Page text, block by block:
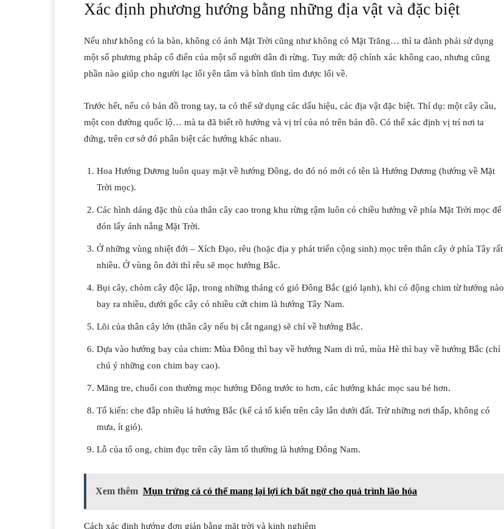
Xác định phương hướng bằng những địa vật và đặc biệt
Nếu như không có la bàn, không có ánh Mặt Trời cũng như không có Mặt Trăng… thì ta đành phải sử dụng
một số phương pháp cổ điển của một số người dân đi rừng. Tuy mức độ chính xác không cao, nhưng cũng
phần nào giúp cho người lạc lối yên tâm và bình tĩnh tìm được lối về.
Trước hết, nếu có bản đồ trong tay, ta có thể sử dụng các dấu hiệu, các địa vật đặc biệt. Thí dụ: một cây cầu,
một con đường quốc lộ… mà ta đã biết rõ hướng và vị trí của nó trên bản đồ. Có thể xác định vị trí nơi ta
đứng, trên cơ sở đó phân biệt các hướng khác nhau.
Hoa Hướng Dương luôn quay mặt về hướng Đông, do đó nó mới có tên là Hướng Dương (hướng về Mặt
Trời mọc).
Các hình dáng đặc thù của thân cây cao trong khu rừng rậm luôn có chiều hướng về phía Mặt Trời mọc để
đón lấy ánh nắng Mặt Trời.
Ở những vùng nhiệt đới – Xích Đạo, rêu (hoặc địa y phát triển cộng sinh) mọc trên thân cây ở phía Tây rất
nhiều. Ở vùng ôn đới thì rêu sẽ mọc hướng Bắc.
Bụi cây, chòm cây độc lập, trong những tháng có gió Đông Bắc (gió lạnh), khi có động chim từ hướng nào
bay ra nhiều, dưới gốc cây có nhiều cứt chim là hướng Tây Nam.
Lõi của thân cây lớn (thân cây nếu bị cắt ngang) sẽ chỉ về hướng Bắc.
Dựa vào hướng bay của chim: Mùa Đông thì bay về hướng Nam di trú, mùa Hè thì bay về hướng Bắc (chỉ
chú ý những con chim bay cao).
Măng tre, chuối con thường mọc hướng Đông trước to hơn, các hướng khác mọc sau bé hơn.
Tổ kiến: che đắp nhiều lá hướng Bắc (kể cả tổ kiến trên cây lẫn dưới đất. Trừ những nơi thấp, không có
mưa, ít gió).
Lỗ của tổ ong, chim đục trên cây làm tổ thường là hướng Đông Nam.
Xem thêm Mụn trứng cá có thể mang lại lợi ích bất ngờ cho quá trình lão hóa
Cách xác định hướng đơn giản bằng mặt trời và kinh nghiệm